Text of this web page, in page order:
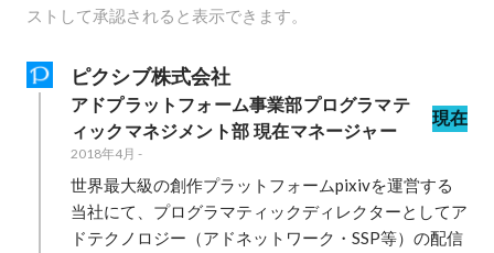
ストして承認されると表示できます。
ピクシブ株式会社
アドプラットフォーム事業部プログラマテ
ィックマネジメント部 現在マネージャー
現在
2018年4月 -
世界最大級の創作プラットフォームpixivを運営する
当社にて、プログラマティックディレクターとしてア
ドテクノロジー（アドネットワーク・SSP等）の配信